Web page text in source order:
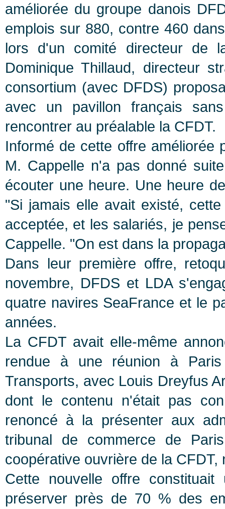
améliorée du groupe danois
emplois sur 880, contre 460
lors d'un comité directeur de
Dominique Thillaud, directeur
consortium (avec DFDS)
avec un pavillon français
rencontrer au préalable la CFDT.
Informé de cette offre améliorée
M. Cappelle n'a pas donné
écouter une heure. Une heure
"Si jamais elle avait existé,
acceptée, et les salariés, je
Cappelle. "On est dans la
Dans leur première offre,
novembre, DFDS et LDA
quatre navires SeaFrance et le
années.
La CFDT avait elle-même
rendue à une réunion à
Transports, avec Louis Dreyfus
dont le contenu n'était pas
renoncé à la présenter aux
tribunal de commerce de
coopérative ouvrière de la
Cette nouvelle offre
préserver près de 70 % des